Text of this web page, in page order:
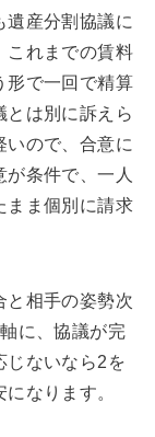
遺産分割協議に
これまでの賃料
形で一回で精算
とは別に訴えら
いので、合意に
条件で、一人
まま個別に請求
と相手の姿勢次
に、協議が完
じないなら2を
なります。